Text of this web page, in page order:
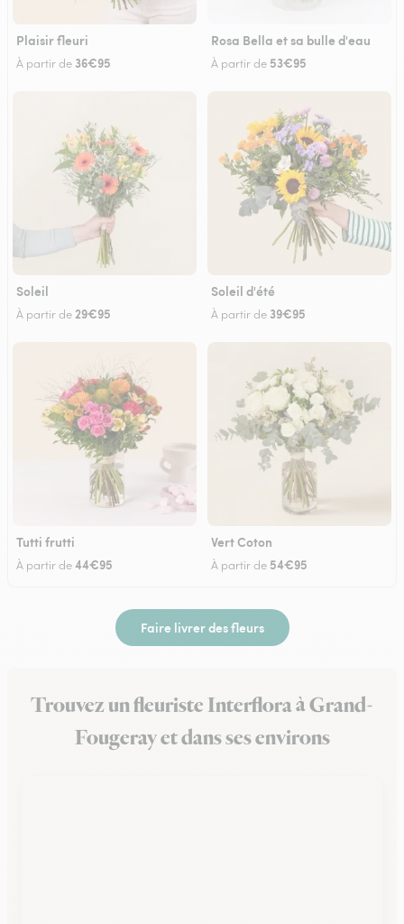
Plaisir fleuri
À partir de 36€95
Rosa Bella et sa bulle d'eau
À partir de 53€95
Soleil
À partir de 29€95
Soleil d'été
À partir de 39€95
Tutti frutti
À partir de44€95
Vert Coton
À partir de 54€95
Faire livrer des fleurs
Trouvez un fleuriste Interflora à Grand-
Fougeray et dans ses environs